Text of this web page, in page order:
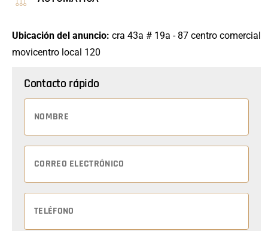
Ubicación del anuncio: cra 43a # 19a - 87 centro comercial
movicentro local 120
Contacto rápido